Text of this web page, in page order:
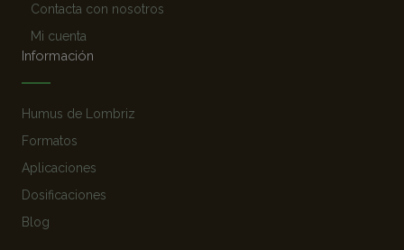
Contacta con nosotros
Mi cuenta
Información
Humus de Lombriz
Formatos
Aplicaciones
Dosificaciones
Blog